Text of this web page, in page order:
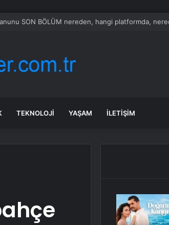
SON BÖLÜM nereden, hangi platformda,
TEKNOLOJI YAŞAM İLETIŞIM